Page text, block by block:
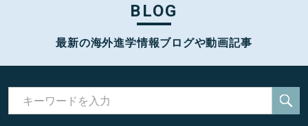
BLOG
最新の海外進学情報ブログや動画記事